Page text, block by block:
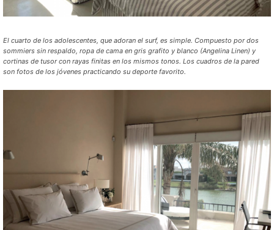
El cuarto de los adolescentes, que adoran el surf, es simple. Compuesto por dos
sommiers sin respaldo, ropa de cama en gris grafito y blanco (Angelina Linen) y
cortinas de tusor con rayas finitas en los mismos tonos. Los cuadros de la pared
son fotos de los jóvenes practicando su deporte favorito.